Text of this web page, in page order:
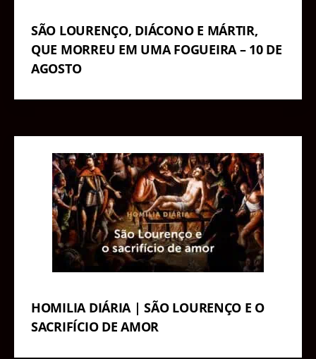
SÃO LOURENÇO, DIÁCONO E MÁRTIR,
QUE MORREU EM UMA FOGUEIRA – 10 DE
AGOSTO
HOMILIA DIÁRIA | SÃO LOURENÇO E O
SACRIFÍCIO DE AMOR